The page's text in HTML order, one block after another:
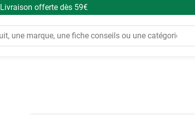
Livraison offerte dès 59€